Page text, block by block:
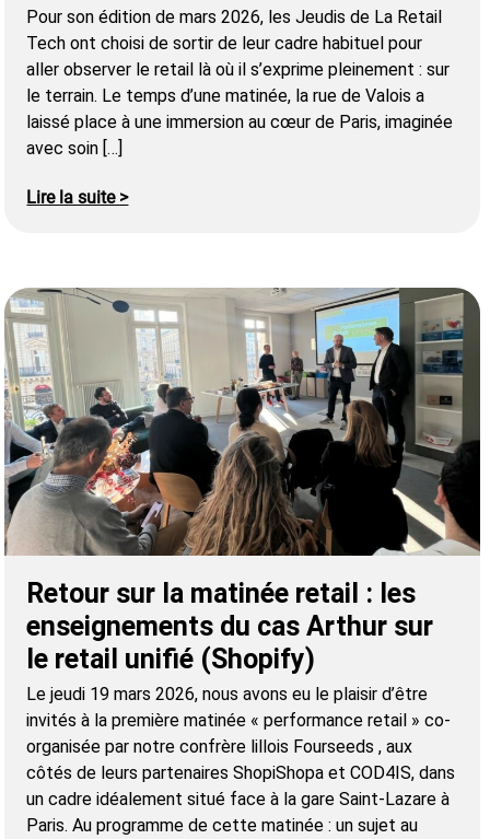
Pour son édition de mars 2026, les Jeudis de La Retail
Tech ont choisi de sortir de leur cadre habituel pour
aller observer le retail là où il s’exprime pleinement : sur
le terrain. Le temps d’une matinée, la rue de Valois a
laissé place à une immersion au cœur de Paris, imaginée
avec soin […]
Lire la suite >
Retour sur la matinée retail : les
enseignements du cas Arthur sur
le retail unifié (Shopify)
Le jeudi 19 mars 2026, nous avons eu le plaisir d’être
invités à la première matinée « performance retail » co-
organisée par notre confrère lillois Fourseeds , aux
côtés de leurs partenaires ShopiShopa et COD4IS, dans
un cadre idéalement situé face à la gare Saint-Lazare à
Paris. Au programme de cette matinée : un sujet au